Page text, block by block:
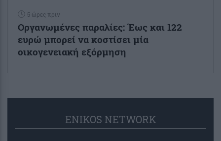
5 ώρες πριν
Οργανωμένες παραλίες: Έως και 122
ευρώ μπορεί να κοστίσει μία
οικογενειακή εξόρμηση
ENIKOS NETWORK